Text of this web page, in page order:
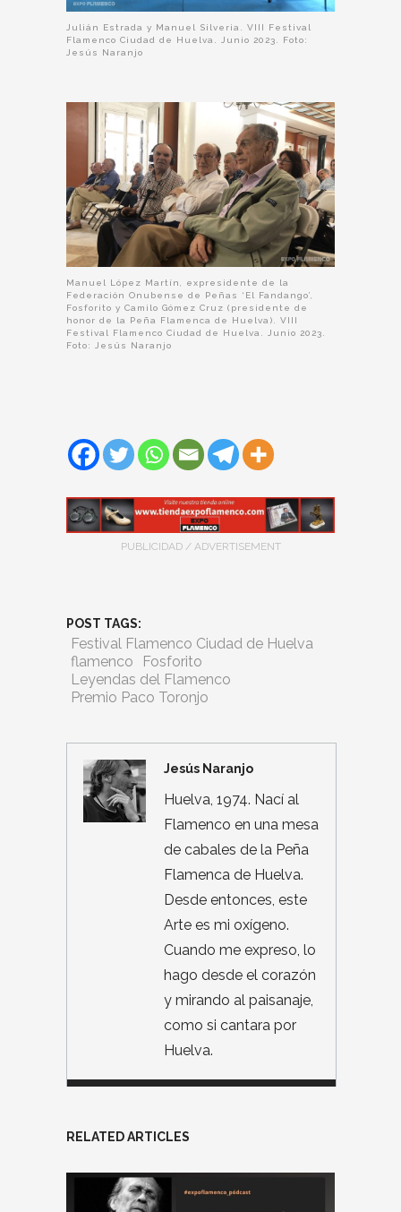
Julián Estrada y Manuel Silveria. VIII Festival
Flamenco Ciudad de Huelva. Junio 2023. Foto:
Jesús Naranjo
Manuel López Martín, expresidente de la
Federación Onubense de Peñas ‘El Fandango’,
Fosforito y Camilo Gómez Cruz (presidente de
honor de la Peña Flamenca de Huelva). VIII
Festival Flamenco Ciudad de Huelva. Junio 2023.
Foto: Jesús Naranjo
PUBLICIDAD / ADVERTISEMENT
POST TAGS:
Festival Flamenco Ciudad de Huelva
flamenco
Fosforito
Leyendas del Flamenco
Premio Paco Toronjo
Jesús Naranjo
Huelva, 1974. Nací al
Flamenco en una mesa
de cabales de la Peña
Flamenca de Huelva.
Desde entonces, este
Arte es mi oxígeno.
Cuando me expreso, lo
hago desde el corazón
y mirando al paisanaje,
como si cantara por
Huelva.
RELATED ARTICLES